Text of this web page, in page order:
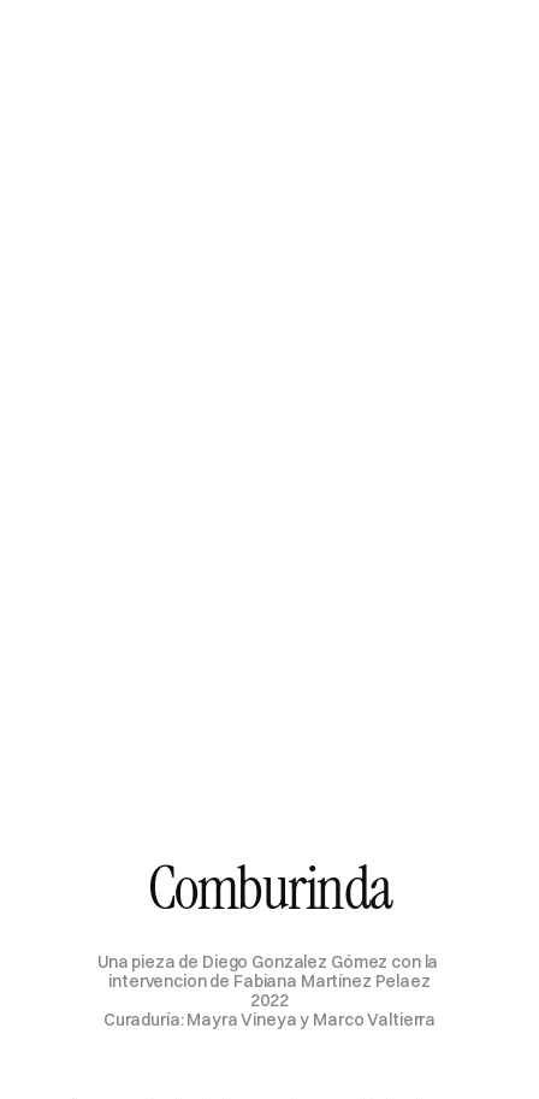
Comburinda
Una pieza de Diego Gonzalez Gómez con la
intervencion de Fabiana Martínez Pelaez
2022
Curaduría: Mayra Vineya y Marco Valtierra